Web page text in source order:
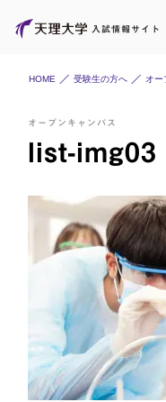
入試情報サイト
HOME 受験生の方へ オー
オープンキャンパス
list-img03